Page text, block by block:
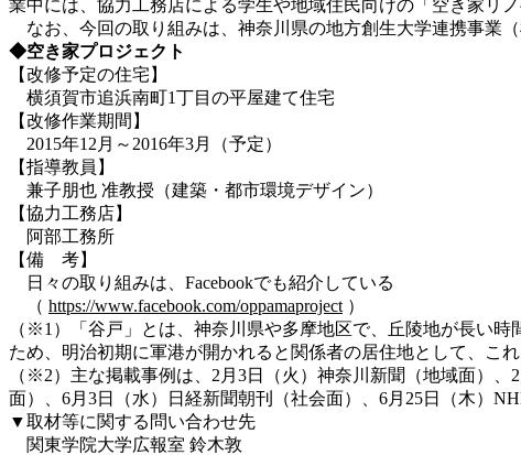
業中には、協力工務店による学生や地域住民向けの「空き家リ
なお、今回の取り組みは、神奈川県の地方創生大学連携事業
◆空き家プロジェクト
【改修予定の住宅】
横須賀市追浜南町1丁目の平屋建て住宅
【改修作業期間】
2015年12月～2016年3月（予定）
【指導教員】
兼子朋也 准教授（建築・都市環境デザイン）
【協力工務店】
阿部工務所
【備 考】
日々の取り組みは、Facebookでも紹介している
（ https://www.facebook.com/oppamaproject ）
（※1）「谷戸」とは、神奈川県や多摩地区で、丘陵地が長い
ため、明治初期に軍港が開かれると関係者の居住地として、こ
（※2）主な掲載事例は、2月3日（火）神奈川新聞（地域面）
面）、6月3日（水）日経新聞朝刊（社会面）、6月25日（木）
▼取材等に関する問い合わせ先
関東学院大学広報室 鈴木敦